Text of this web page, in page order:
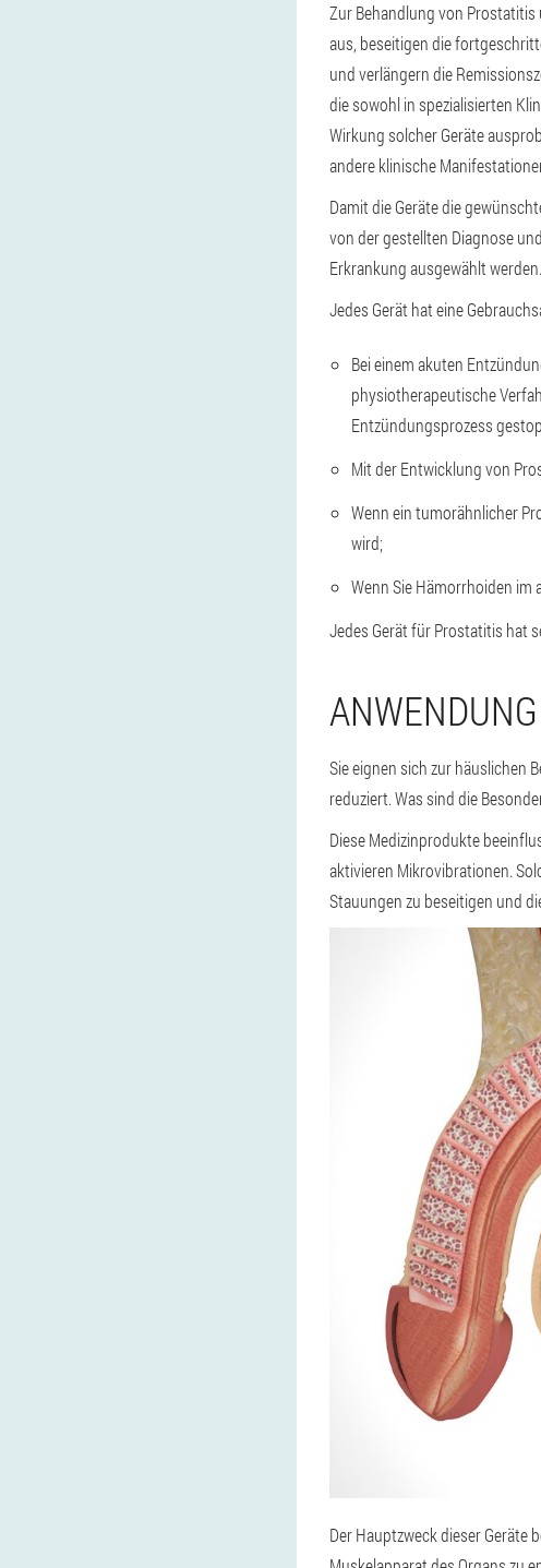
Zur Behandlung von
aus, beseitigen die
und verlängern die
die sowohl in spezialisierten
Wirkung solcher Geräte
andere klinische
Damit die Geräte die
von der gestellten Diagnose
Erkrankung ausgewählt werden.
Jedes Gerät hat eine
Bei einem akuten
physiotherapeutische
Entzündungsprozess
Mit der Entwicklung von
Wenn ein tumorähnlicher
wird;
Wenn Sie Hämorrhoiden im
Jedes Gerät für Prostatitis hat
Sie eignen sich zur häuslichen
reduziert. Was sind die
Diese Medizinprodukte
aktivieren Mikrovibrationen.
Stauungen zu beseitigen und
Der Hauptzweck dieser Geräte